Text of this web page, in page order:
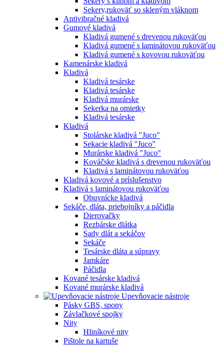
Sekery,rukoväť so skleným vláknom
Antivibračné kladivá
Gumové kladivá
Kladivá gumené s drevenou rukoväťou
Kladivá gumené s laminátovou rukoväťou
Kladivá gumené s kovovou rukoväťou
Kamenárske kladivá
Kladivá
Kladivá tesárske
Kladivá tesárske
Kladivá murárske
Sekerka na omietky
Kladivá tesárske
Kladivá
Stolárske kladivá "Juco"
Sekacie kladivá "Juco"
Murárske kladivá "Juco"
Kováčske kladivá s drevenou rukoväťou
Kladivá s laminátovou rukoväťou
Kladivá kovové a príslušenstvo
Kladivá s laminátovou rukoväťou
Obuvnícke kladivá
Sekáče, dláta, priebojníky a páčidla
Dierovačky
Rezbárske dlátka
Sady dlát a sekáčov
Sekáče
Tesárske dláta a súpravy
Jamkáre
Páčidla
Kované tesárske kladivá
Kované murárske kladivá
Upevňovacie nástroje
Pásky GBS, spony
Závlačkové spojky
Nity
Hliníkové nity
Pištole na kartuše